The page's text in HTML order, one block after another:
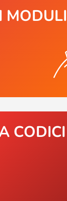
MODULI
CODICI